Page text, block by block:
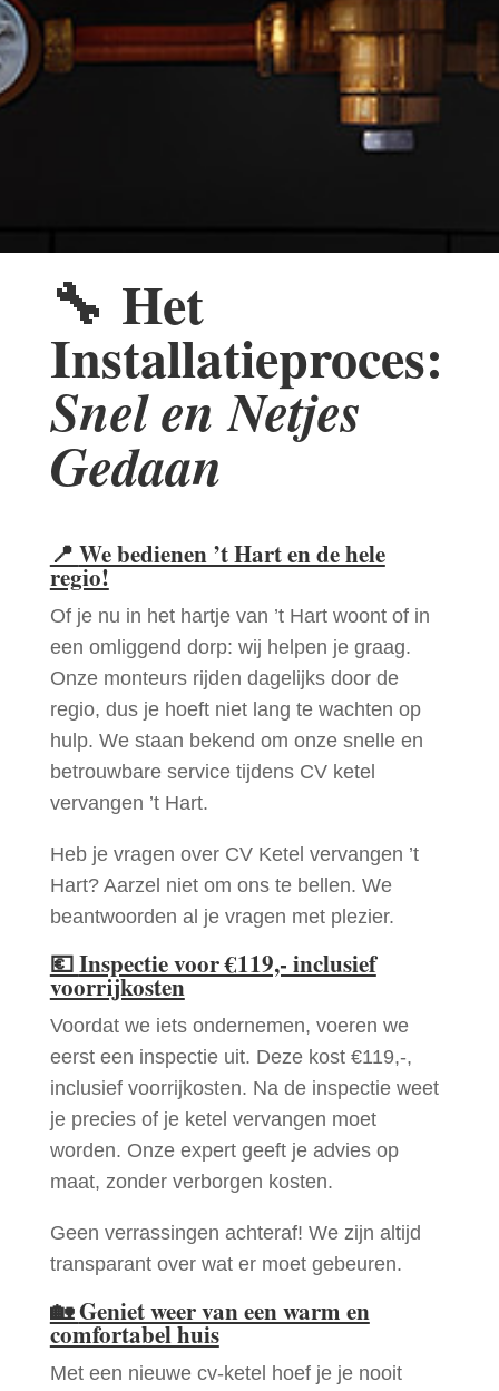
🔧 Het
Installatieproces:
Snel en Netjes
Gedaan
📍 We bedienen ’t Hart en de hele
regio!
Of je nu in het hartje van ’t Hart woont of in
een omliggend dorp: wij helpen je graag.
Onze monteurs rijden dagelijks door de
regio, dus je hoeft niet lang te wachten op
hulp. We staan bekend om onze snelle en
betrouwbare service tijdens CV ketel
vervangen ’t Hart.
Heb je vragen over CV Ketel vervangen ’t
Hart? Aarzel niet om ons te bellen. We
beantwoorden al je vragen met plezier.
💶Inspectie voor €119,- inclusief
voorrijkosten
Voordat we iets ondernemen, voeren we
eerst een inspectie uit. Deze kost €119,-,
inclusief voorrijkosten. Na de inspectie weet
je precies of je ketel vervangen moet
worden. Onze expert geeft je advies op
maat, zonder verborgen kosten.
Geen verrassingen achteraf! We zijn altijd
transparant over wat er moet gebeuren.
🏡Geniet weer van een warm en
comfortabel huis
Met een nieuwe cv-ketel hoef je je nooit